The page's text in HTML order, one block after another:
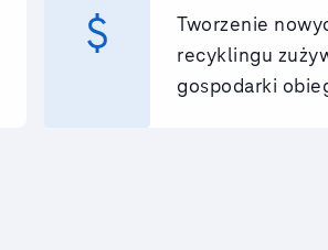
attach_money
Tworzenie
recyklingu
gospodarki